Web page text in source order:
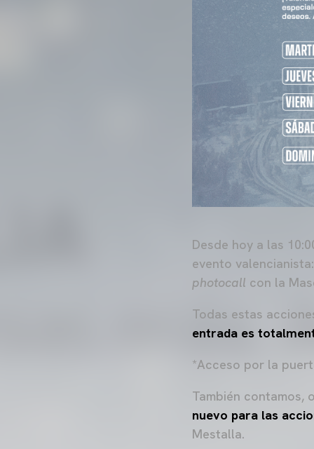
Desde hoy a las
evento
photocall con la
Todas estas
entrada es
*Acceso por la
También contamos,
nuevo para las
Mestalla.